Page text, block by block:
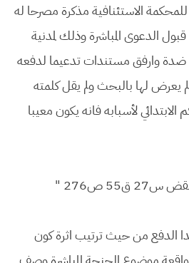
الاستئنافية مذكرة مصرحا له
الدعوى المباشرة وذلك لمدنية
ضدة وارفق مستندات تدعيما لدفعه
يعرض لها بالبحث ولم يقل كلمته
لأسبابه فانه يكون معيبا
الدفع من حيث ترتيب اثرة كون